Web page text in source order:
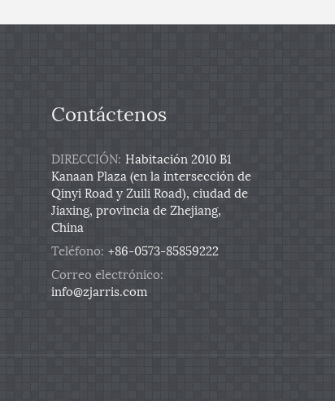
Contáctenos
DIRECCIÓN: Habitación 2010 B1
Kanaan Plaza (en la intersección de
Qinyi Road y Zuili Road), ciudad de
Jiaxing, provincia de Zhejiang,
China
Teléfono: +86-0573-85859222
Correo electrónico:
info@zjarris.com